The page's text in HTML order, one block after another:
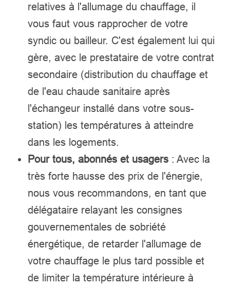
relatives à l'allumage du chauffage, il
vous faut vous rapprocher de votre
syndic ou bailleur. C'est également lui qui
gère, avec le prestataire de votre contrat
secondaire (distribution du chauffage et
de l'eau chaude sanitaire après
l'échangeur installé dans votre sous-
station) les températures à atteindre
dans les logements.
Pour tous, abonnés et usagers : Avec la
très forte hausse des prix de l'énergie,
nous vous recommandons, en tant que
délégataire relayant les consignes
gouvernementales de sobriété
énergétique, de retarder l'allumage de
votre chauffage le plus tard possible et
de limiter la température intérieure à